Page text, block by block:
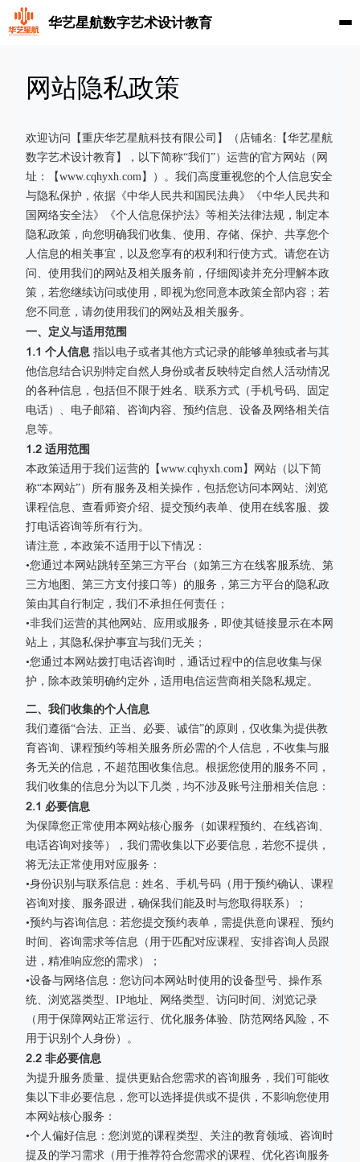
华艺星航数字艺术设计教育
网站隐私政策
欢迎访问【重庆华艺星航科技有限公司】（店铺名:【华艺星航
数字艺术设计教育】，以下简称“我们”）运营的官方网站（网
址：【www.cqhyxh.com】）。我们高度重视您的个人信息安全
与隐私保护，依据《中华人民共和国民法典》《中华人民共和
国网络安全法》《个人信息保护法》等相关法律法规，制定本
隐私政策，向您明确我们收集、使用、存储、保护、共享您个
人信息的相关事宜，以及您享有的权利和行使方式。请您在访
问、使用我们的网站及相关服务前，仔细阅读并充分理解本政
策，若您继续访问或使用，即视为您同意本政策全部内容；若
您不同意，请勿使用我们的网站及相关服务。
一、定义与适用范围
1.1 个人信息 指以电子或者其他方式记录的能够单独或者与其
他信息结合识别特定自然人身份或者反映特定自然人活动情况
的各种信息，包括但不限于姓名、联系方式（手机号码、固定
电话）、电子邮箱、咨询内容、预约信息、设备及网络相关信
息等。
1.2 适用范围
本政策适用于我们运营的【www.cqhyxh.com】网站（以下简
称“本网站”）所有服务及相关操作，包括您访问本网站、浏览
课程信息、查看师资介绍、提交预约表单、使用在线客服、拨
打电话咨询等所有行为。
请注意，本政策不适用于以下情况：
•您通过本网站跳转至第三方平台（如第三方在线客服系统、第
三方地图、第三方支付接口等）的服务，第三方平台的隐私政
策由其自行制定，我们不承担任何责任；
•非我们运营的其他网站、应用或服务，即使其链接显示在本网
站上，其隐私保护事宜与我们无关；
•您通过本网站拨打电话咨询时，通话过程中的信息收集与保
护，除本政策明确约定外，适用电信运营商相关隐私规定。
二、我们收集的个人信息
我们遵循“合法、正当、必要、诚信”的原则，仅收集为提供教
育咨询、课程预约等相关服务所必需的个人信息，不收集与服
务无关的信息，不超范围收集信息。根据您使用的服务不同，
我们收集的信息分为以下几类，均不涉及账号注册相关信息：
2.1 必要信息
为保障您正常使用本网站核心服务（如课程预约、在线咨询、
电话咨询对接等），我们需收集以下必要信息，若您不提供，
将无法正常使用对应服务：
•身份识别与联系信息：姓名、手机号码（用于预约确认、课程
咨询对接、服务跟进，确保我们能及时与您取得联系）；
•预约与咨询信息：若您提交预约表单，需提供意向课程、预约
时间、咨询需求等信息（用于匹配对应课程、安排咨询人员跟
进，精准响应您的需求）；
•设备与网络信息：您访问本网站时使用的设备型号、操作系
统、浏览器类型、IP地址、网络类型、访问时间、浏览记录
（用于保障网站正常运行、优化服务体验、防范网络风险，不
用于识别个人身份）。
2.2 非必要信息
为提升服务质量、提供更贴合您需求的咨询服务，我们可能收
集以下非必要信息，您可以选择提供或不提供，不影响您使用
本网站核心服务：
•个人偏好信息：您浏览的课程类型、关注的教育领域、咨询时
提及的学习需求（用于推荐符合您需求的课程、优化咨询服务